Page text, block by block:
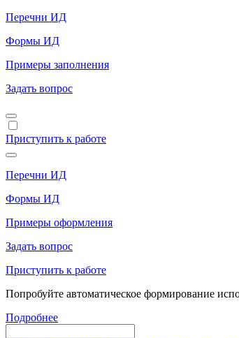
Перечни ИД
Формы ИД
Примеры заполнения
Задать вопрос
Приступить к работе
Перечни ИД
Формы ИД
Примеры оформления
Задать вопрос
Приступить к работе
Попробуйте автоматическое формирование
Подробнее